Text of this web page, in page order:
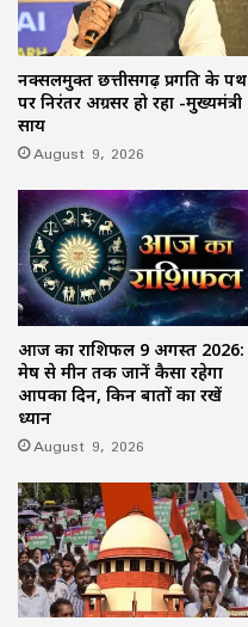
नक्सलमुक्त छत्तीसगढ़ प्रगति के पथ
पर निरंतर अग्रसर हो रहा -मुख्यमंत्री
साय
August 9, 2026
आज का राशिफल 9 अगस्त 2026:
मेष से मीन तक जानें कैसा रहेगा
आपका दिन, किन बातों का रखें
ध्यान
August 9, 2026